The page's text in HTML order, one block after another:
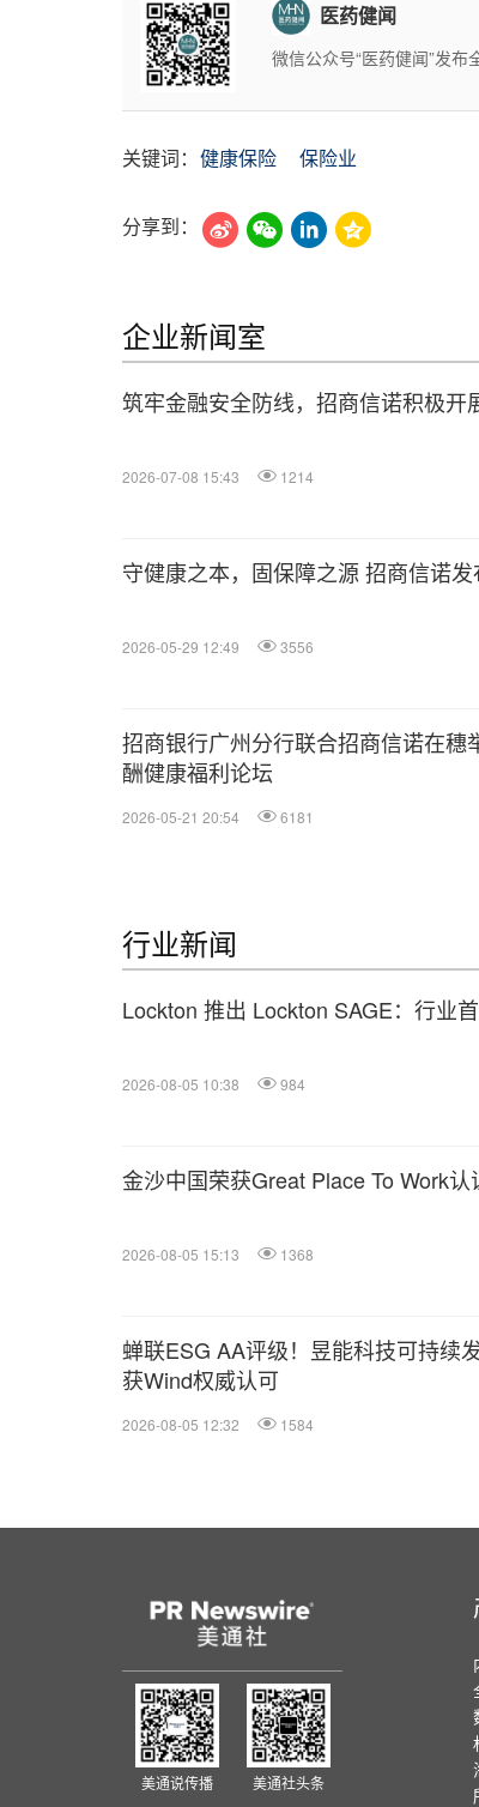
医药健闻
微信公众号“医药健闻”发布
关键词： 健康保险 保险业
分享到：
企业新闻室
筑牢金融安全防线，招商信诺积极开
2026-07-08 15:43 1214
守健康之本，固保障之源 招商信诺
2026-05-29 12:49 3556
招商银行广州分行联合招商信诺在穗
酬健康福利论坛
2026-05-21 20:54 6181
行业新闻
Lockton 推出 Lockton SAGE：行业
2026-08-05 10:38 984
金沙中国荣获Great Place To Work
2026-08-05 15:13 1368
蝉联ESG AA评级！昱能科技可持续
获Wind权威认可
2026-08-05 12:32 1584
美通说传播 美通社头条